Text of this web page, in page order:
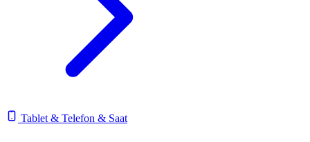
Tablet & Telefon & Saat